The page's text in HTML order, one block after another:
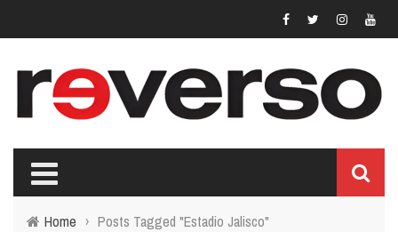
Home › Posts Tagged "Estadio Jalisco"